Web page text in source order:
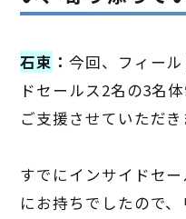
石束 ：今回、フィー
ドセールス2名の3名
ご支援させていただき
すでにインサイドセ
にお持ちでしたので、